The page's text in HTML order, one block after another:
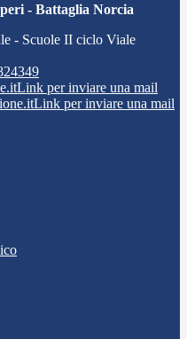
- Battaglia Norcia
- Scuole II ciclo Viale
Link per inviare una mail
Link per inviare una mail